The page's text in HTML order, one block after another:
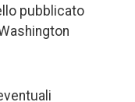
pubblicato